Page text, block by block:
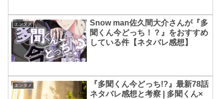
エンタメ
Snow man佐久間大介さんが『多
聞くん今どっち！？』をおすすめ
している件【ネタバレ感想】
エンタメ
『多聞くん今どっち!?』最新78話
ネタバレ感想と考察 | 多聞くん×